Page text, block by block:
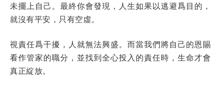
未擺上自己。最終你會發現，人生如果以逃避爲目的，
就沒有平安，只有空虛。
視責任爲干擾，人就無法興盛。而當我們將自己的恩賜
看作管家的職分，並找到全心投入的責任時，生命才會
真正綻放。